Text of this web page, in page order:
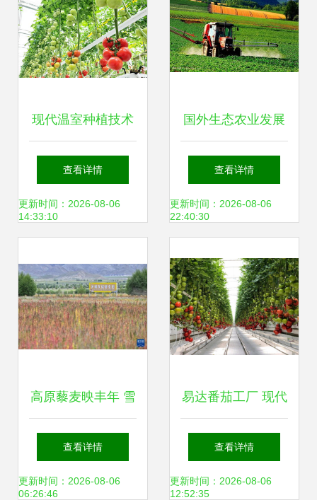
现代温室种植技术
荷兰农业强国的秘
密武器
查看详情
更新时间：2026-08-06
14:33:10
国外生态农业发展
之路给我们的启示
有哪些？
查看详情
更新时间：2026-08-06
22:40:30
高原藜麦映丰年 雪
域高原上的“同心
米”与农户增收新路
查看详情
更新时间：2026-08-06
06:26:46
易达番茄工厂 现代
农业种植技术的新
篇章
查看详情
更新时间：2026-08-06
12:52:35